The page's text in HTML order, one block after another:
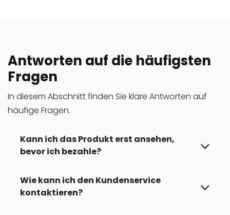
Antworten auf die häufigsten
Fragen
In diesem Abschnitt finden Sie klare Antworten auf
häufige Fragen.
Kann ich das Produkt erst ansehen,
bevor ich bezahle?
Wie kann ich den Kundenservice
kontaktieren?